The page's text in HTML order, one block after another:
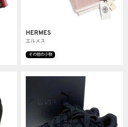
HERMES
エルメス
その他の小物